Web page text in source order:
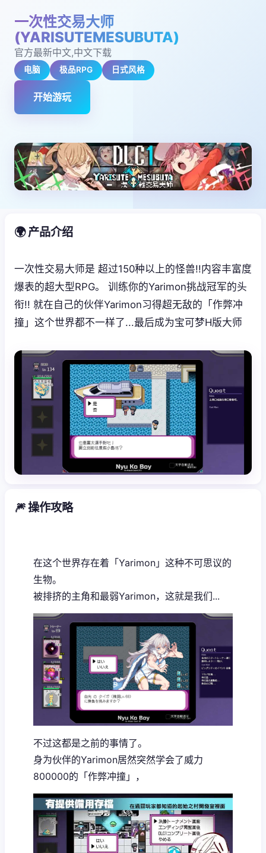
一次性交易大师
(YARISUTEMESUBUTA)
官方最新中文,中文下载
电脑 极品RPG 日式风格
开始游玩
🌍 产品介绍
一次性交易大师是 超过150种以上的怪兽!!内容丰富度
爆表的超大型RPG。 训练你的Yarimon挑战冠军的头
衔!! 就在自己的伙伴Yarimon习得超无敌的「作弊冲
撞」这个世界都不一样了...最后成为宝可梦H版大师
🎆 操作攻略
在这个世界存在着「Yarimon」这种不可思议的
生物。
被排挤的主角和最弱Yarimon，这就是我们...
不过这都是之前的事情了。
身为伙伴的Yarimon居然突然学会了威力
800000的「作弊冲撞」，